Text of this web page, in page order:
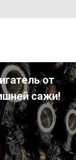
от
сажи!